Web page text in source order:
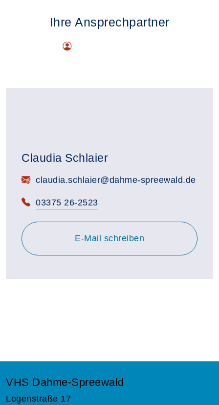
Ihre Ansprechpartner
Claudia Schlaier
E-Mail:claudia.schlaier@dahme-spreewald.de
Telefon:
03375 26-2523
E-Mail schreiben
VHS Dahme-Spreewald
Logenstraße 17